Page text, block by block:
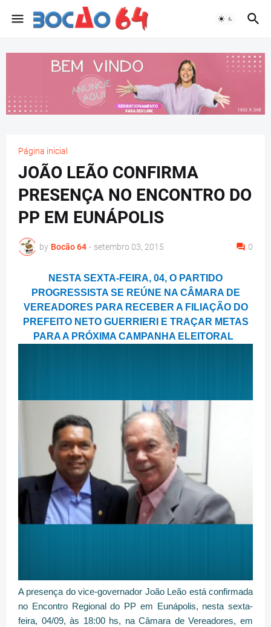
Página inicial
JOÃO LEÃO CONFIRMA
PRESENÇA NO ENCONTRO DO
PP EM EUNÁPOLIS
by Bocão 64 - setembro 03, 2015 0
NESTA SEXTA-FEIRA, 04, O PARTIDO
PROGRESSISTA SE REÚNE NA CÂMARA DE
VEREADORES PARA RECEBER A FILIAÇÃO DO
PREFEITO NETO GUERRIERI E TRAÇAR METAS
PARA A PRÓXIMA CAMPANHA ELEITORAL
A presença do vice-governador João Leão está confirmada
no Encontro Regional do PP em Eunápolis, nesta sexta-
feira, 04/09, às 18:00 hs, na Câmara de Vereadores, em